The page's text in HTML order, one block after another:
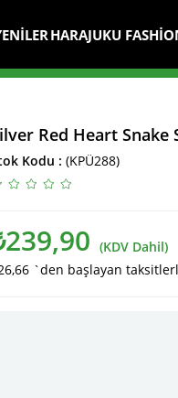
HARAJUKU
Red Heart Snake
Kodu (KPÜ288)
(KDV Dahil)
`den başlayan